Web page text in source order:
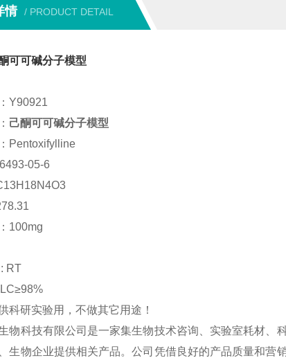
情 / PRODUCT DETAIL
可可碱分子模型
Y90921
己酮可可碱分子模型
Pentoxifylline
05-6
100mg
RT
科研实验用，不做其它用途！
物科技有限公司是一家集生物技术咨询、实验室耗材
生物企业提供相关产品。公司凭借良好的产品质量和